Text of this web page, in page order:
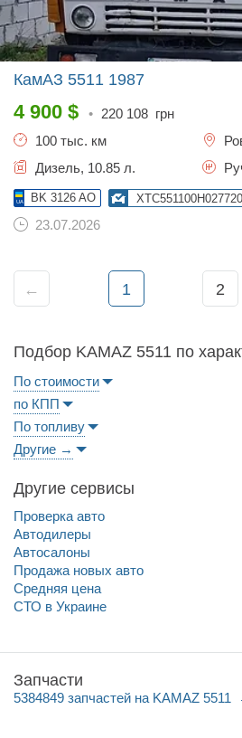
КамАЗ 5511 1987
4 900 $ • 220 108 грн
100 тыс. км
Дизель, 10.85 л.
BK 3126 AO
23.07.2026
← 1 2
Подбор KAMAZ 5511 по
По стоимости
по КПП
По топливу
Другие →
Другие сервисы
Проверка авто
Автодилеры
Автосалоны
Продажа новых авто
Средняя цена
СТО в Украине
Запчасти
5384849 запчастей на KAMAZ 5511